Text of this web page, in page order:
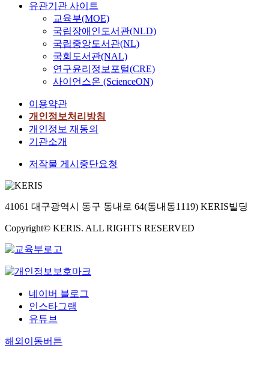
유관기관 사이트
교육부(MOE)
국립장애인도서관(NLD)
국립중앙도서관(NL)
국회도서관(NAL)
연구윤리정보포털(CRE)
사이언스온 (ScienceON)
이용약관
개인정보처리방침
개인정보 재동의
기관소개
저작물 게시중단요청
41061 대구광역시 동구 동내로 64(동내동1119) KERIS빌딩
Copyright© KERIS. ALL RIGHTS RESERVED
네이버 블로그
인스타그램
유튜브
해외이동버튼